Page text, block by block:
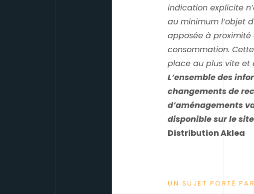
indication explicite
au minimum l’objet
apposée à
consommation.
place au plus vite et
L’ensemble des
changements de
d’aménagements
disponible sur le site
Distribution Aklea
UN SUJET PORTÉ